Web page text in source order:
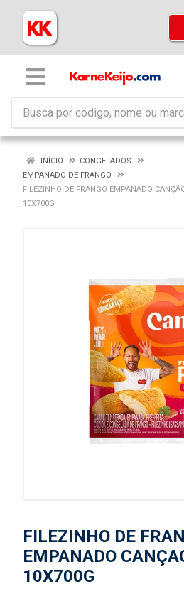
INÍCIO
CONGELADOS
EMPANADO DE FRANGO
FILEZINHO DE FRANGO EMPANADO
10X700G
FILEZINHO DE
EMPANADO
10X700G